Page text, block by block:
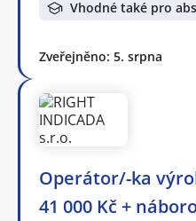
Vhodné také pro
Zveřejněno: 5. srpna
Operátor/-ka
41 000 Kč +